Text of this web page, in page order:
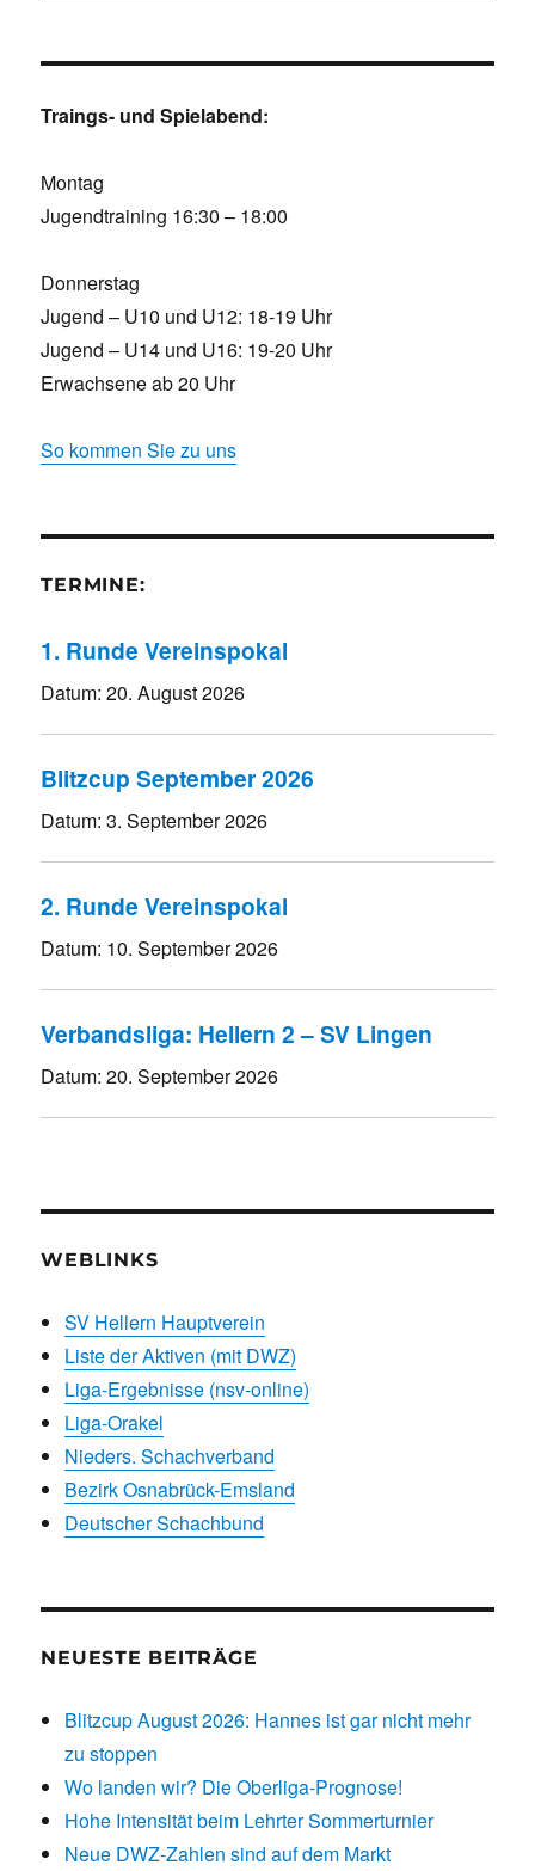
Traings- und Spielabend:
Montag
Jugendtraining 16:30 – 18:00
Donnerstag
Jugend – U10 und U12: 18-19 Uhr
Jugend – U14 und U16: 19-20 Uhr
Erwachsene ab 20 Uhr
So kommen Sie zu uns
TERMINE:
1. Runde Vereinspokal
Datum:20. August 2026
Blitzcup September 2026
Datum:3. September 2026
2. Runde Vereinspokal
Datum: 10. September 2026
Verbandsliga: Hellern 2 – SV Lingen
Datum:20. September 2026
WEBLINKS
SV Hellern Hauptverein
Liste der Aktiven (mit DWZ)
Liga-Ergebnisse (nsv-online)
Liga-Orakel
Nieders. Schachverband
Bezirk Osnabrück-Emsland
Deutscher Schachbund
NEUESTE BEITRÄGE
Blitzcup August 2026: Hannes ist gar nicht mehr
zu stoppen
Wo landen wir? Die Oberliga-Prognose!
Hohe Intensität beim Lehrter Sommerturnier
Neue DWZ-Zahlen sind auf dem Markt